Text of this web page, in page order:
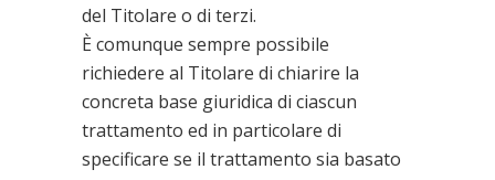
del Titolare o di terzi.
È comunque sempre possibile
richiedere al Titolare di chiarire la
concreta base giuridica di ciascun
trattamento ed in particolare di
specificare se il trattamento sia basato